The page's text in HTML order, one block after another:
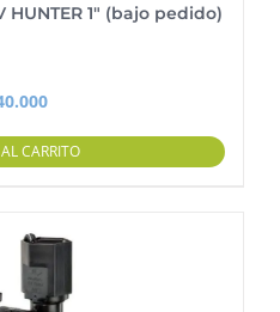
HUNTER 1″ (bajo pedido)
CARRITO